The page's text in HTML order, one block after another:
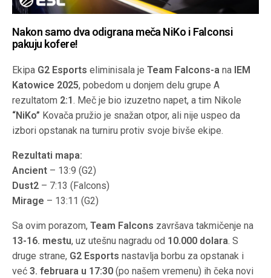
Nakon samo dva odigrana meča NiKo i Falconsi
pakuju kofere!
Ekipa G2 Esports eliminisala jeTeam Falcons-a na IEM
Katowice 2025, pobedom u donjem delu grupe A
rezultatom 2:1. Meč je bio izuzetno napet, a tim Nikole
“NiKo” Kovača pružio je snažan otpor, ali nije uspeo da
izbori opstanak na turniru protiv svoje bivše ekipe.
Rezultati mapa:
Ancient – 13:9 (G2)
Dust2 – 7:13 (Falcons)
Mirage – 13:11 (G2)
Sa ovim porazom,Team Falcons završava takmičenje na
13-16. mestu, uz utešnu nagradu od 10.000 dolara. S
druge strane, G2 Esports nastavlja borbu za opstanak i
već3. februara u 17:30 (po našem vremenu) ih čeka novi